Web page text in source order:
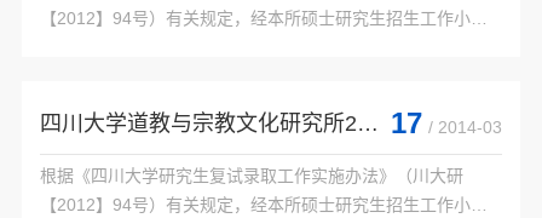
【2012】94号）有关规定，经本所硕士研究生招生工作小组
（1）报到时间...
四川大学道教与宗教文化研究所2014年硕士研究生招生复试通知 17 / 2014-03
根据《四川大学研究生复试录取工作实施办法》（川大研
【2012】94号）有关规定，经本所硕士研究生招生工作小组